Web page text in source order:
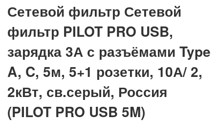
Сетевой фильтр Сетевой
фильтр PILOT PRO USB,
зарядка 3А с разъёмами Type
A, C, 5м, 5+1 розетки, 10А/ 2,
2кВт, св.серый, Россия
(PILOT PRO USB 5M)